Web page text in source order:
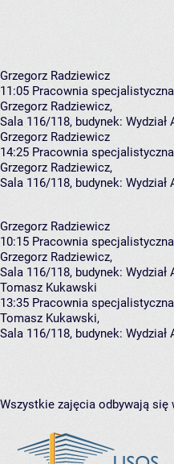
Grzegorz Radziewicz
11:05 Pracownia
Grzegorz Radziewicz,
Sala 116/118, budynek: Wydział
Grzegorz Radziewicz
14:25 Pracownia
Grzegorz Radziewicz,
Sala 116/118, budynek: Wydział
Grzegorz Radziewicz
10:15 Pracownia
Grzegorz Radziewicz,
Sala 116/118, budynek: Wydział
Tomasz Kukawski
13:35 Pracownia
Tomasz Kukawski,
Sala 116/118, budynek: Wydział
Wszystkie zajęcia odbywają się